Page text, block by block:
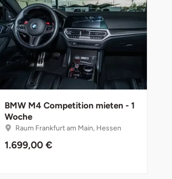
BMW M4 Competition mieten - 1
Woche
Raum Frankfurt am Main, Hessen
1.699,00 €